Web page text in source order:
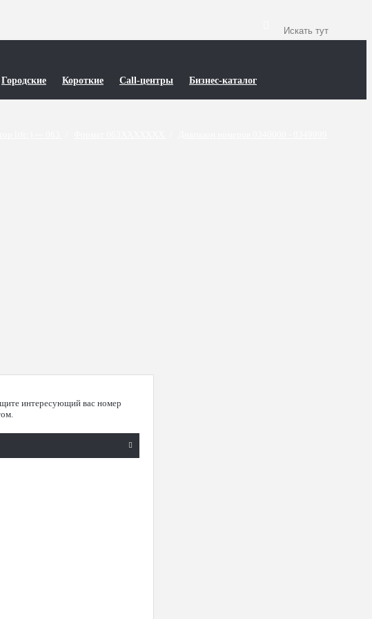
Городские Короткие Call-центры Бизнес-каталог
интересующий вас номер